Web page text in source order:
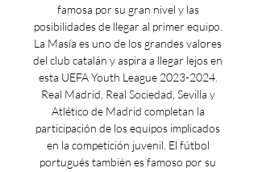
famosa por su gran nivel y las
posibilidades de llegar al primer equipo.
La Masía es uno de los grandes valores
del club catalán y aspira a llegar lejos en
esta UEFA Youth League 2023-2024.
Real Madrid, Real Sociedad, Sevilla y
Atlético de Madrid completan la
participación de los equipos implicados
en la competición juvenil. El fútbol
portugués también es famoso por su